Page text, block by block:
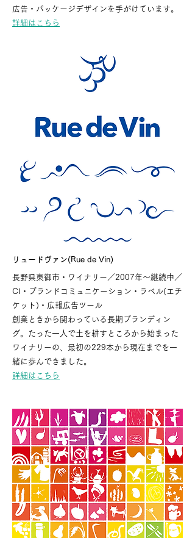
広告・パッケージデザインを手がけています。
詳細はこちら
リュードヴァン(Rue de Vin)
長野県東御市・ワイナリー／2007年〜継続中／
CI・ブランドコミュニケーション・ラベル(エチ
ケット)・広報広告ツール
創業ときから関わっている長期ブランディン
グ。たった一人で土を耕すところから始まった
ワイナリーの、最初の229本から現在までを一
緒に歩んできました。
詳細はこちら